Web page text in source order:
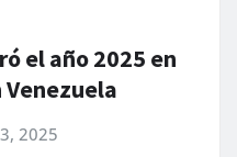
el año 2025 en
Venezuela
2025